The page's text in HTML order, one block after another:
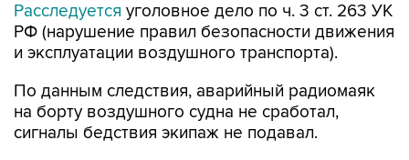
Расследуется уголовное дело по ч. 3 ст. 263 УК
РФ (нарушение правил безопасности движения
и эксплуатации воздушного транспорта).
По данным следствия, аварийный радиомаяк
на борту воздушного судна не сработал,
сигналы бедствия экипаж не подавал.